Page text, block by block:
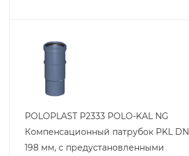
POLOPLAST P2333 POLO-KAL NG
Компенсационный патрубок PKL
198 мм, с предустановленными